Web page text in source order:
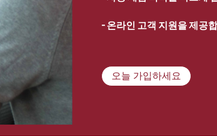
- 온라인 고객 지원을 제공
오늘 가입하세요